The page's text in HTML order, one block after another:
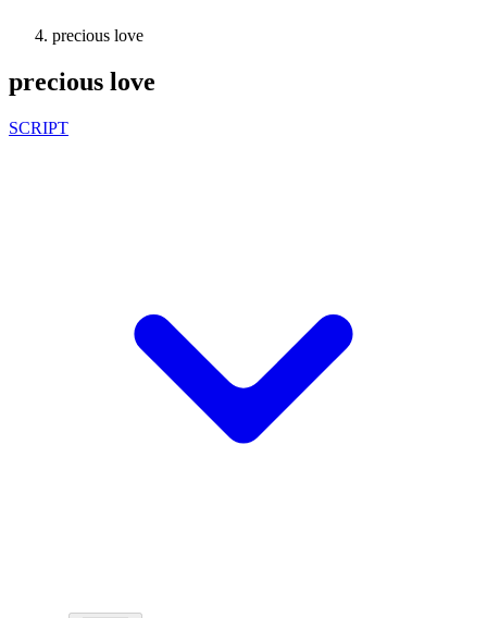
precious love
precious love
SCRIPT